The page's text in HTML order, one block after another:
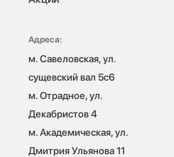
Адреса:
м. Савеловская, ул.
сущевский вал 5с6
м. Отрадное, ул.
Декабристов 4
м. Академическая, ул.
Дмитрия Ульянова 11